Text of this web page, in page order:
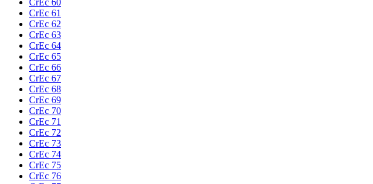
CrEc 61
CrEc 62
CrEc 63
CrEc 64
CrEc 65
CrEc 66
CrEc 67
CrEc 68
CrEc 69
CrEc 70
CrEc 71
CrEc 72
CrEc 73
CrEc 74
CrEc 75
CrEc 76